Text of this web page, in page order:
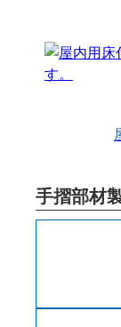
手摺部材